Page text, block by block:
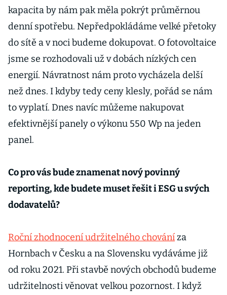
kapacita by nám pak měla pokrýt průměrnou
denní spotřebu. Nepředpokládáme velké přetoky
do sítě a v noci budeme dokupovat. O fotovoltaice
jsme se rozhodovali už v dobách nízkých cen
energií. Návratnost nám proto vycházela delší
než dnes. I kdyby tedy ceny klesly, pořád se nám
to vyplatí. Dnes navíc můžeme nakupovat
efektivnější panely o výkonu 550 Wp na jeden
panel.
Co pro vás bude znamenat nový povinný
reporting, kde budete muset řešit i ESG u svých
dodavatelů?
Roční zhodnocení udržitelného chováníza
Hornbach v Česku a na Slovensku vydáváme již
od roku 2021. Při stavbě nových obchodů budeme
udržitelnosti věnovat velkou pozornost. I když